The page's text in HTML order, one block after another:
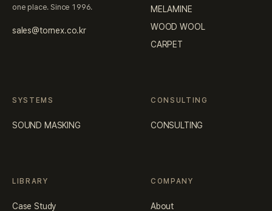
one place. Since 1996.
sales@tornex.co.kr
MELAMINE
WOOD WOOL
CARPET
SYSTEMS
SOUND MASKING
CONSULTING
CONSULTING
LIBRARY
Case Study
COMPANY
About